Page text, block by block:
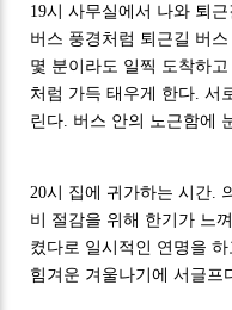
19시 사무실에서 나와 퇴
버스 풍경처럼 퇴근길 버
몇 분이라도 일찍 도착하
처럼 가득 태우게 한다. 서
린다. 버스 안의 노근함에
20시 집에 귀가하는 시간.
비 절감을 위해 한기가 느
켰다로 일시적인 연명을
힘겨운 겨울나기에 서글프